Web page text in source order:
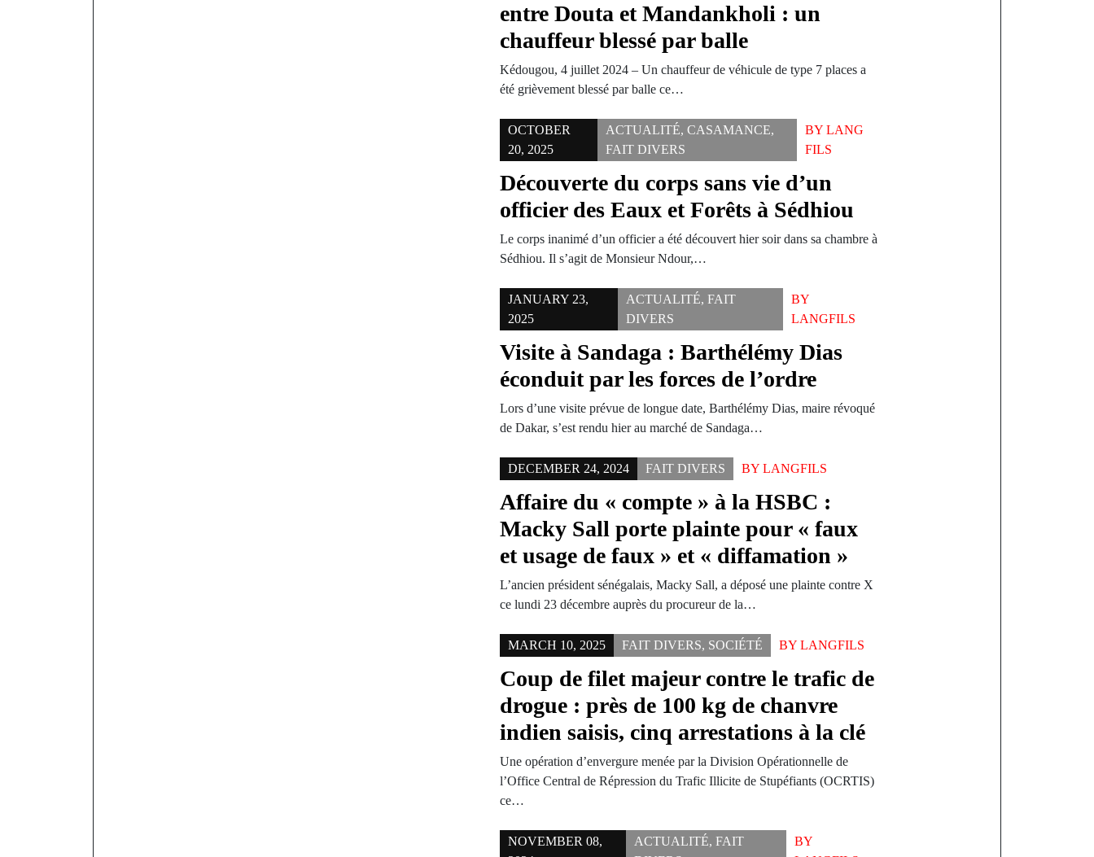
entre Douta et Mandankholi : un
chauffeur blessé par balle
Kédougou, 4 juillet 2024 – Un chauffeur de véhicule de type 7 places a
été grièvement blessé par balle ce…
OCTOBER
20, 2025
ACTUALITÉ,CASAMANCE,
FAIT DIVERS
BYLANG
FILS
Découverte du corps sans vie d’un
officier des Eaux et Forêts à Sédhiou
Le corps inanimé d’un officier a été découvert hier soir dans sa chambre à
Sédhiou. Il s’agit de Monsieur Ndour,…
JANUARY 23,
2025
ACTUALITÉ, FAIT
DIVERS
BY
LANGFILS
Visite à Sandaga : Barthélémy Dias
éconduit par les forces de l’ordre
Lors d’une visite prévue de longue date, Barthélémy Dias, maire révoqué
de Dakar, s’est rendu hier au marché de Sandaga…
DECEMBER 24, 2024 FAIT DIVERS BYLANGFILS
Affaire du « compte » à la HSBC :
Macky Sall porte plainte pour « faux
et usage de faux » et « diffamation »
L’ancien président sénégalais, Macky Sall, a déposé une plainte contre X
ce lundi 23 décembre auprès du procureur de la…
MARCH 10, 2025 FAIT DIVERS, SOCIÉTÉ BYLANGFILS
Coup de filet majeur contre le trafic de
drogue : près de 100 kg de chanvre
indien saisis, cinq arrestations à la clé
Une opération d’envergure menée par la Division Opérationnelle de
l’Office Central de Répression du Trafic Illicite de Stupéfiants (OCRTIS)
ce…
NOVEMBER 08,
ACTUALITÉ,FAIT
BY